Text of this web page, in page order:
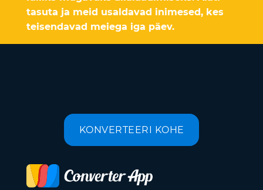
tasuta ja meid usaldavad inimesed, kes
teisendavad meiega iga päev.
KONVERTEERI KOHE